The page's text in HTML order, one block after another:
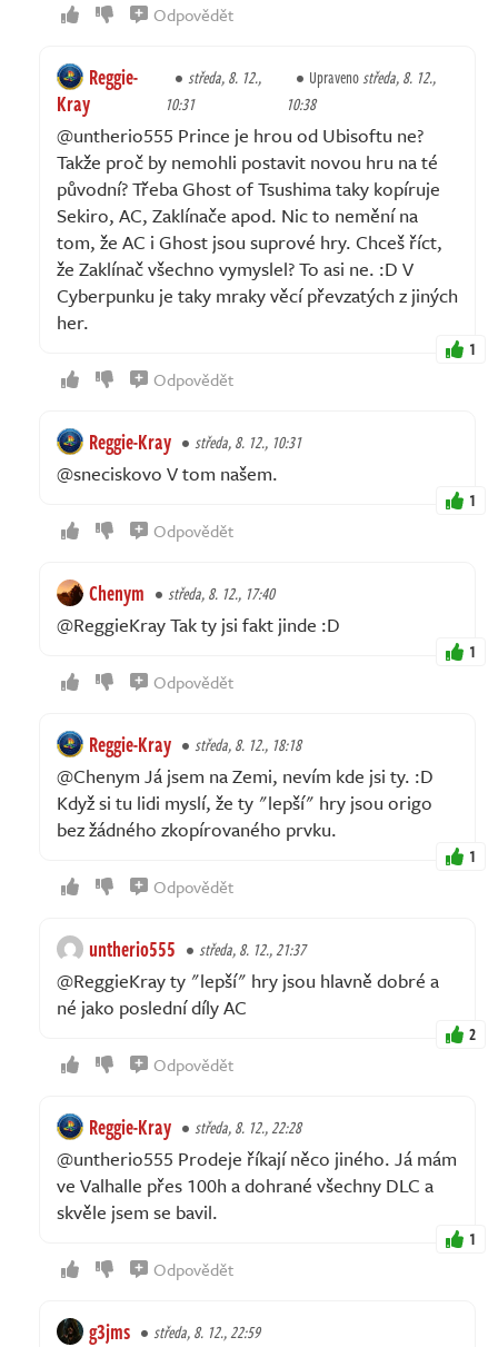
Odpovědět
Reggie-
Kray
středa, 8. 12.,
10:31
Upravenostředa, 8. 12.,
10:38
@untherio555 Prince je hrou od Ubisoftu ne?
Takže proč by nemohli postavit novou hru na té
původní? Třeba Ghost of Tsushima taky kopíruje
Sekiro, AC, Zaklínače apod. Nic to nemění na
tom, že AC i Ghost jsou suprové hry. Chceš říct,
že Zaklínač všechno vymyslel? To asi ne. :D V
Cyberpunku je taky mraky věcí převzatých z jiných
her.
1
Odpovědět
Reggie-Kray středa, 8. 12., 10:31
@sneciskovo V tom našem.
1
Odpovědět
Chenym středa, 8. 12., 17:40
@ReggieKray Tak ty jsi fakt jinde :D
1
Odpovědět
Reggie-Kray středa, 8. 12., 18:18
@Chenym Já jsem na Zemi, nevím kde jsi ty. :D
Když si tu lidi myslí, že ty "lepší" hry jsou origo
bez žádného zkopírovaného prvku.
1
Odpovědět
untherio555 středa, 8. 12., 21:37
@ReggieKray ty "lepší" hry jsou hlavně dobré a
né jako poslední díly AC
2
Odpovědět
Reggie-Kray středa, 8. 12., 22:28
@untherio555 Prodeje říkají něco jiného. Já mám
ve Valhalle přes 100h a dohrané všechny DLC a
skvěle jsem se bavil.
1
Odpovědět
g3jms středa, 8. 12., 22:59